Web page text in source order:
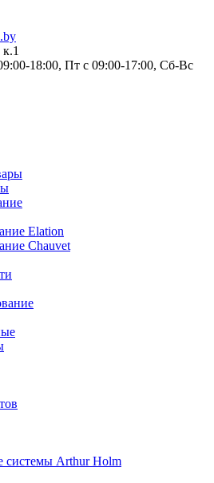
18:00, Пт с 09:00-17:00, Сб-Вс
Elation
Chauvet
системы Arthur Holm